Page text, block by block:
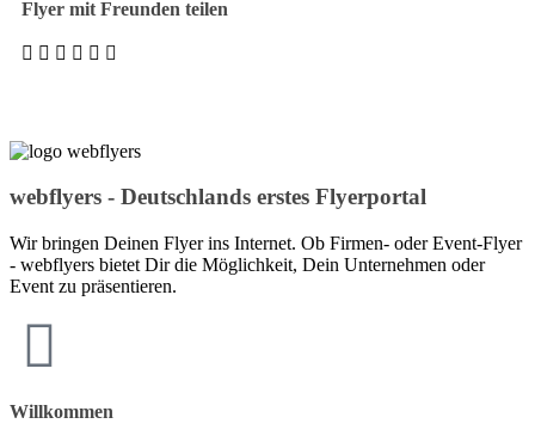
Flyer mit Freunden teilen
webflyers - Deutschlands erstes Flyerportal
Wir bringen Deinen Flyer ins Internet. Ob Firmen- oder Event-Flyer
- webflyers bietet Dir die Möglichkeit, Dein Unternehmen oder
Event zu präsentieren.
Willkommen